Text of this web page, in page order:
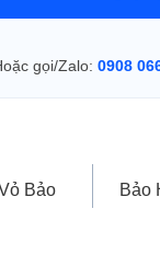
gọi/Zalo: 0908
Bảo
Bảo